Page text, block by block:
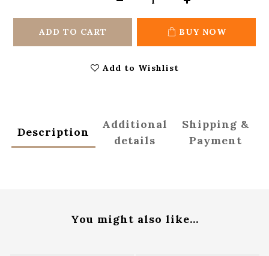
ADD TO CART BUY NOW
Add to Wishlist
Description
Additional
details
Shipping &
Payment
You might also like...